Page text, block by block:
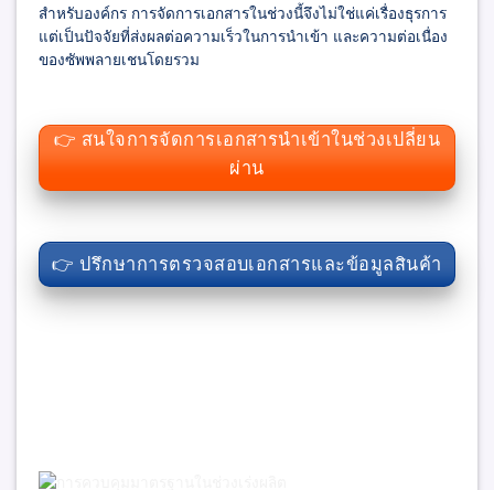
สำหรับองค์กร การจัดการเอกสารในช่วงนี้จึงไม่ใช่แค่เรื่องธุรการ
แต่เป็นปัจจัยที่ส่งผลต่อความเร็วในการนำเข้า และความต่อเนื่อง
ของซัพพลายเชนโดยรวม
👉 สนใจการจัดการเอกสารนำเข้าในช่วงเปลี่ยน
ผ่าน
👉 ปรึกษาการตรวจสอบเอกสารและข้อมูลสินค้า